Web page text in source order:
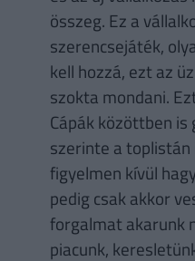
összeg. Ez a
szerencsejáték,
kell hozzá, ezt az
szokta mondani.
Cápák közöttben
szerinte a
figyelmen kívül
pedig csak akkor
forgalmat akarunk
piacunk,